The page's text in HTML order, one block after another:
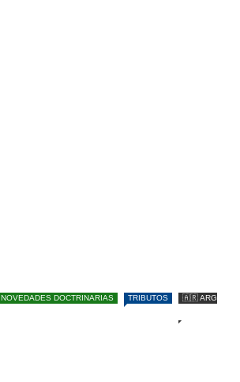
NOVEDADES DOCTRINARIAS TRIBUTOS 🇦🇷 ARG